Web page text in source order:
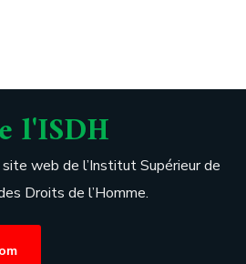
l'ISDH
web de l’Institut Supérieur de
Droits de l’Homme.